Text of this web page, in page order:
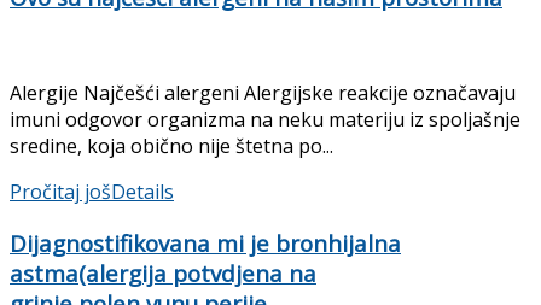
Alergije Najčešći alergeni Alergijske reakcije označavaju
imuni odgovor organizma na neku materiju iz spoljašnje
sredine, koja obično nije štetna po...
Pročitaj jošDetails
Dijagnostifikovana mi je bronhijalna
astma(alergija potvdjena na